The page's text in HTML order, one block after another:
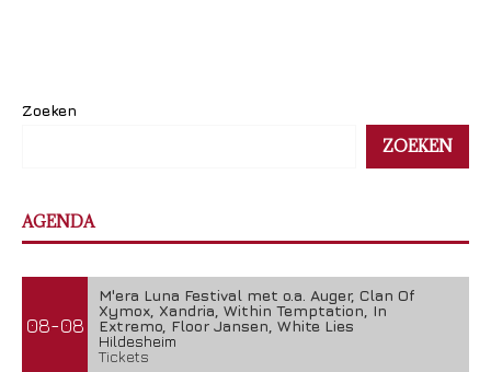
Zoeken
ZOEKEN
AGENDA
08-08
M'era Luna Festival met o.a. Auger, Clan Of
Xymox, Xandria, Within Temptation, In
Extremo, Floor Jansen, White Lies
Hildesheim
Tickets